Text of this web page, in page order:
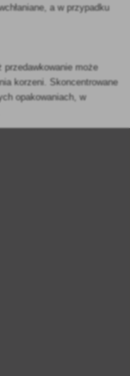
a w przypadku
przedawkowanie może
korzeni. Skoncentrowane
opakowaniach, w